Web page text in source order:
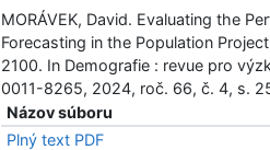
MORÁVEK, David. Evaluating the
Forecasting in the Population
2100. In Demografie : revue pro
0011-8265, 2024, roč. 66, č. 4, s.
Názov súboru
Plný text PDF